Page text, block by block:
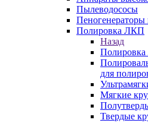
Пылеводососы
Полировка ЛКП
Назад
для
Мягкие
Твердые